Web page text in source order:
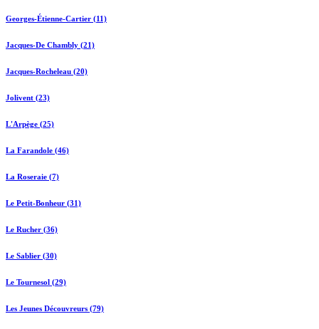
Georges-Étienne-Cartier (11)
Jacques-De Chambly (21)
Jacques-Rocheleau (20)
Jolivent (23)
L'Arpège (25)
La Farandole (46)
La Roseraie (7)
Le Petit-Bonheur (31)
Le Rucher (36)
Le Sablier (30)
Le Tournesol (29)
Les Jeunes Découvreurs (79)